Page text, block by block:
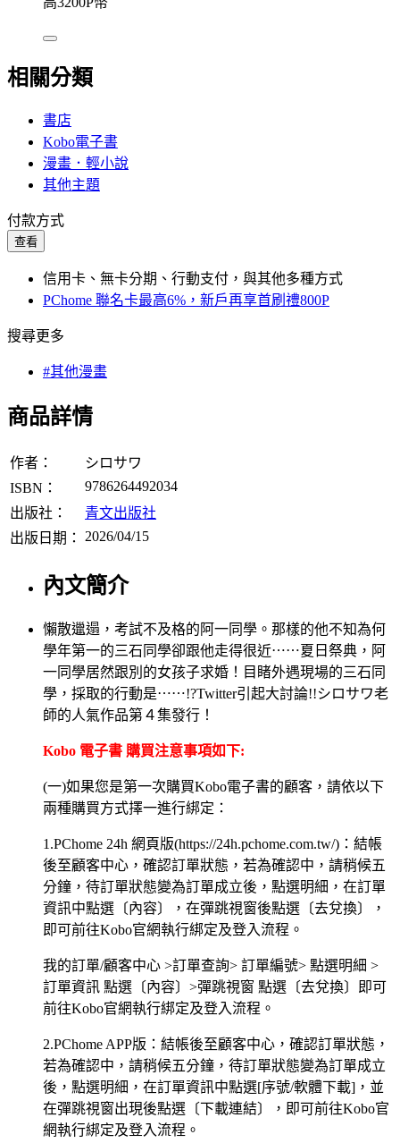
相關分類
書店
Kobo電子書
漫畫．輕小說
其他主題
付款方式
查看
信用卡、無卡分期、行動支付，與其他多種方式
PChome 聯名卡最高6%，新戶再享首刷禮800P
搜尋更多
#其他漫畫
商品詳情
作者：
シロサワ
ISBN：
9786264492034
出版社：
青文出版社
出版日期：
2026/04/15
內文簡介
懶散邋遢，考試不及格的阿一同學。那樣的他不知為何
學年第一的三石同學卻跟他走得很近⋯⋯夏日祭典，阿
一同學居然跟別的女孩子求婚！目睹外遇現場的三石同
學，採取的行動是⋯⋯!?Twitter引起大討論!!シロサワ老
師的人氣作品第４集發行！
Kobo 電子書 購買注意事項如下:
(一)如果您是第一次購買Kobo電子書的顧客，請依以下
兩種購買方式擇一進行綁定：
1.PChome 24h 網頁版(https://24h.pchome.com.tw/)：結帳
後至顧客中心，確認訂單狀態，若為確認中，請稍候五
分鐘，待訂單狀態變為訂單成立後，點選明細，在訂單
資訊中點選〔內容〕，在彈跳視窗後點選〔去兌換〕，
即可前往Kobo官網執行綁定及登入流程。
我的訂單/顧客中心 >訂單查詢> 訂單編號> 點選明細 >
訂單資訊 點選〔內容〕>彈跳視窗 點選〔去兌換〕即可
前往Kobo官網執行綁定及登入流程。
2.PChome APP版：結帳後至顧客中心，確認訂單狀態，
若為確認中，請稍候五分鐘，待訂單狀態變為訂單成立
後，點選明細，在訂單資訊中點選[序號/軟體下載]，並
在彈跳視窗出現後點選〔下載連結〕，即可前往Kobo官
網執行綁定及登入流程。